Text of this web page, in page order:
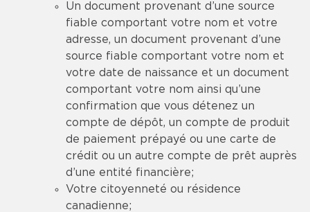
Un document provenant d’une source
fiable comportant votre nom et votre
adresse, un document provenant d’une
source fiable comportant votre nom et
votre date de naissance et un document
comportant votre nom ainsi qu’une
confirmation que vous détenez un
compte de dépôt, un compte de produit
de paiement prépayé ou une carte de
crédit ou un autre compte de prêt auprès
d’une entité financière;
Votre citoyenneté ou résidence
canadienne;